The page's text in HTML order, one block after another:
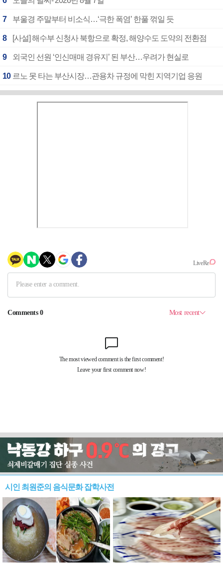
7 부울경 주말부터 비소식…‘극한 폭염’ 한풀 꺾일 듯
8 [사설] 해수부 신청사 북항으로 확정, 해양수도 도약의 전환점
9 외국인 선원 ‘인신매매 경유지’ 된 부산…우려가 현실로
10 르노 못 타는 부산시장…관용차 규정에 막힌 지역기업 응원
시인 최원준의 음식문화 잡학사전